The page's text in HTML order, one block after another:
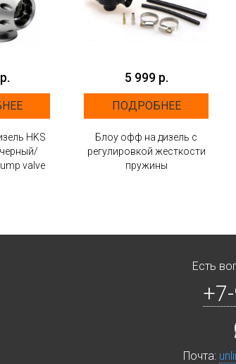
HKS
черный/
valve
5 999 р.
ПОДРОБНЕЕ
Блоу офф на дизель с
регулировкой жесткости
пружины
Есть
Почта: